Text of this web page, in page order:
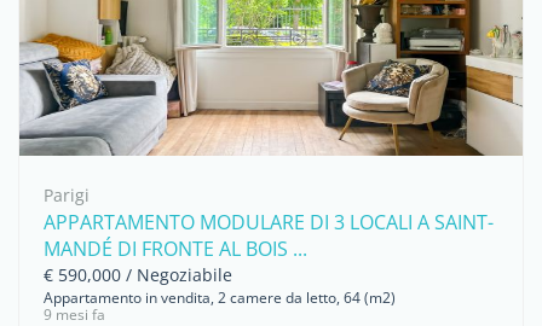
Parigi
APPARTAMENTO MODULARE DI 3 LOCALI A SAINT-
MANDÉ DI FRONTE AL BOIS ...
€ 590,000 / Negoziabile
Appartamento in vendita, 2 camere da letto, 64 (m2)
9 mesi fa